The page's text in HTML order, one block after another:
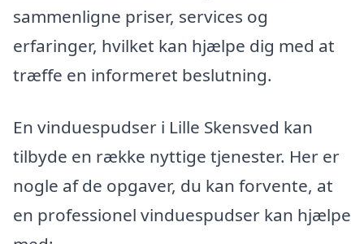
sammenligne priser, services og
erfaringer, hvilket kan hjælpe dig med at
træffe en informeret beslutning.
En vinduespudser i Lille Skensved kan
tilbyde en række nyttige tjenester. Her er
nogle af de opgaver, du kan forvente, at
en professionel vinduespudser kan hjælpe